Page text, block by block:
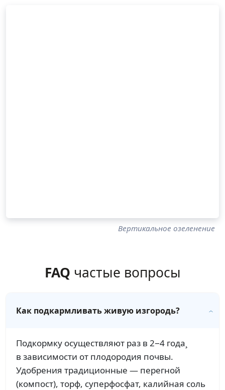
Вертикальное озеленение
FAQ частые вопросы
Как подкармливать живую изгородь?
Подкормку осуществляют раз в 2−4 года¸
в зависимости от плодородия почвы.
Удобрения традиционные — перегной
(компост), торф, суперфосфат, калийная соль